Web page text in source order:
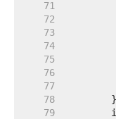
    71
    72
    73
    74
    75
    76
    77
    78
    79